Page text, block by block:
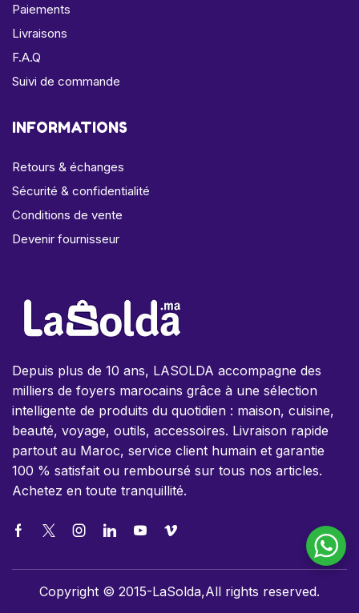
Paiements
Livraisons
F.A.Q
Suivi de commande
INFORMATIONS
Retours & échanges
Sécurité & confidentialité
Conditions de vente
Devenir fournisseur
Depuis plus de 10 ans, LASOLDA accompagne des
milliers de foyers marocains grâce à une sélection
intelligente de produits du quotidien : maison, cuisine,
beauté, voyage, outils, accessoires. Livraison rapide
partout au Maroc, service client humain et garantie
100 % satisfait ou remboursé sur tous nos articles.
Achetez en toute tranquillité.
Copyright © 2015-LaSolda,All rights reserved.